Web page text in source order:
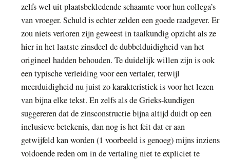
zelfs wel uit plaatsbekledende schaamte voor hun collega’s
van vroeger. Schuld is echter zelden een goede raadgever. Er
zou niets verloren zijn geweest in taalkundig opzicht als ze
hier in het laatste zinsdeel de dubbelduidigheid van het
origineel hadden behouden. Te duidelijk willen zijn is ook
een typische verleiding voor een vertaler, terwijl
meerduidigheid nu juist zo karakteristiek is voor het lezen
van bijna elke tekst. En zelfs als de Grieks-kundigen
suggereren dat de zinsconstructie bijna altijd duidt op een
inclusieve betekenis, dan nog is het feit dat er aan
getwijfeld kan worden (1 voorbeeld is genoeg) mijns inziens
voldoende reden om in de vertaling niet te expliciet te